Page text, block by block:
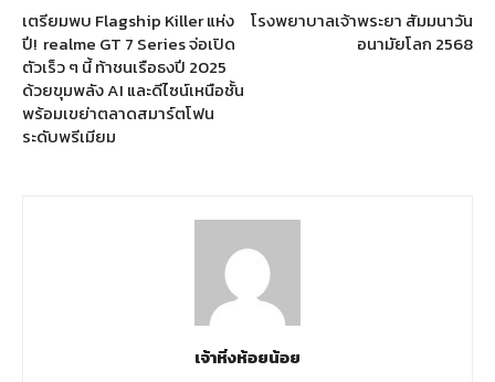
เตรียมพบ Flagship Killer แห่ง
ปี! realme GT 7 Series จ่อเปิด
ตัวเร็ว ๆ นี้ ท้าชนเรือธงปี 2025
ด้วยขุมพลัง AI และดีไซน์เหนือชั้น
พร้อมเขย่าตลาดสมาร์ตโฟน
ระดับพรีเมียม
โรงพยาบาลเจ้าพระยา สัมมนาวัน
อนามัยโลก 2568
เจ้าหิ่งห้อยน้อย